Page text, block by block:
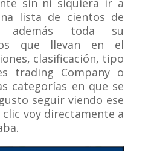
sin ni siquiera ir a
lista de cientos de
además toda su
que llevan en el
clasificación, tipo
trading Company o
categorías en que se
seguir viendo ese
voy directamente a